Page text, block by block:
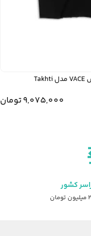
9,075,000تومان
کشور